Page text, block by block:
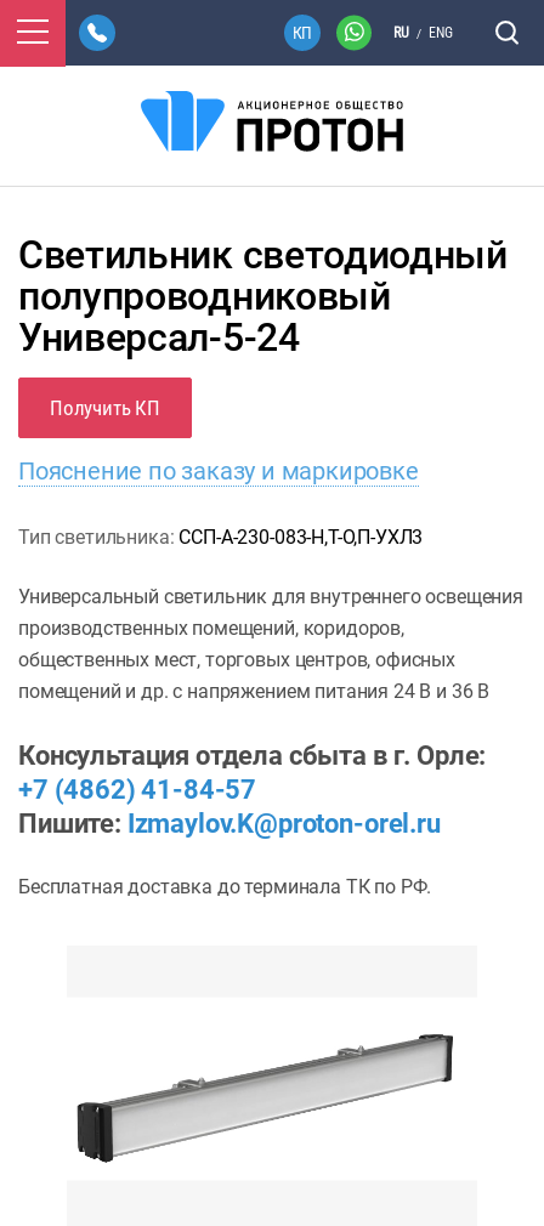
RU / ENG
Светильник светодиодный
полупроводниковый
Универсал-5-24
Получить КП
Пояснение по заказу и маркировке
Тип светильника: ССП-А-230-083-Н,Т-О,П-УХЛ3
Универсальный светильник для внутреннего освещения
производственных помещений, коридоров,
общественных мест, торговых центров, офисных
помещений и др. с напряжением питания 24 В и 36 В
Консультация отдела сбыта в г. Орле:
+7 (4862) 41-84-57
Пишите: Izmaylov.K@proton-orel.ru
Бесплатная доставка до терминала ТК по РФ.